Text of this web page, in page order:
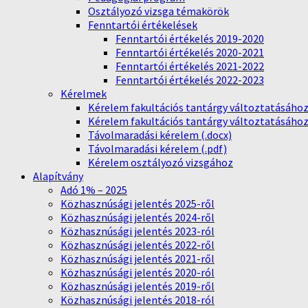
Osztályozó vizsga témakörök
Fenntartói értékelések
Fenntartói értékelés 2019-2020
Fenntartói értékelés 2020-2021
Fenntartói értékelés 2021-2022
Fenntartói értékelés 2022-2023
Kérelmek
Kérelem fakultációs tantárgy változtatásához
Kérelem fakultációs tantárgy
Távolmaradási kérelem (.docx)
Távolmaradási kérelem (.pdf)
Kérelem osztályozó vizsgához
Alapítvány
Adó 1% – 2025
Közhasznúsági jelentés 2025-ről
Közhasznúsági jelentés 2024-ről
Közhasznúsági jelentés 2023-ról
Közhasznúsági jelentés 2022-ről
Közhasznúsági jelentés 2021-ről
Közhasznúsági jelentés 2020-ról
Közhasznúsági jelentés 2019-ről
Közhasznúsági jelentés 2018-ról